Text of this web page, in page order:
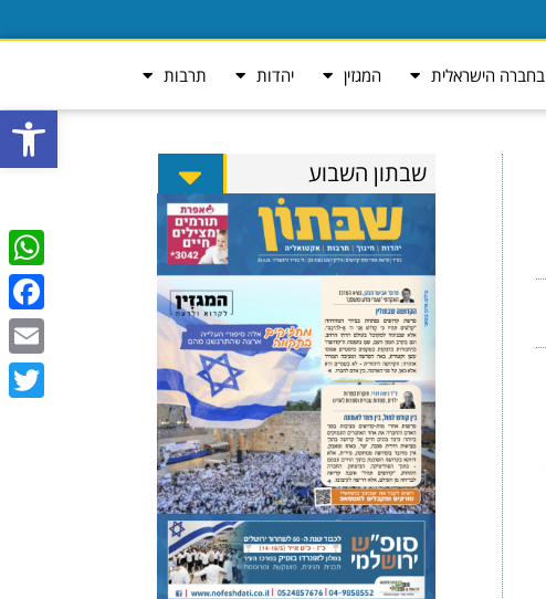
פתח
בחברה הישראלית המגזין יהדות תרבות
שבתון השבוע
Email